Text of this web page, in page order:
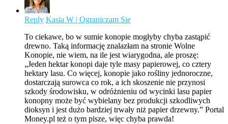
Reply Kasia W | Ograniczam Się
To ciekawe, bo w sumie konopie mogłyby chyba zastąpić
drewno. Taką informację znalazłam na stronie Wolne
Konopie, nie wiem, na ile jest wiarygodna, ale proszę:
„Jeden hektar konopi daje tyle masy papierowej, co cztery
hektary lasu. Co więcej, konopie jako rośliny jednoroczne,
dostarczają surowca co rok, a ich skoszenie nie przynosi
szkody środowisku, w odróżnieniu od wycinki lasu papier
konopny może być wybielany bez produkcji szkodliwych
dioksyn i jest dużo bardziej trwały niż papier drzewny.” Portal
Money.pl też o tym pisze, więc chyba prawda!